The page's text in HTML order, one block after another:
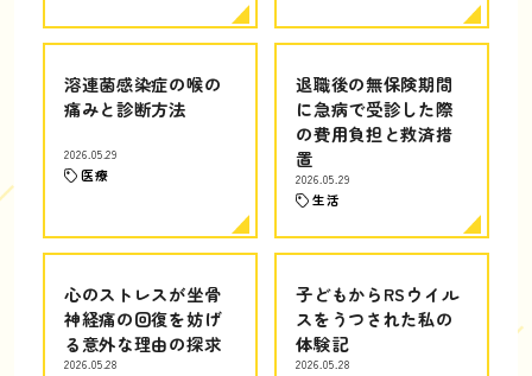
溶連菌感染症の喉の
痛みと診断方法
2026.05.29
医療
退職後の無保険期間
に急病で受診した際
の費用負担と救済措
置
2026.05.29
生活
心のストレスが坐骨
神経痛の回復を妨げ
る意外な理由の探求
2026.05.28
子どもからRSウイル
スをうつされた私の
体験記
2026.05.28